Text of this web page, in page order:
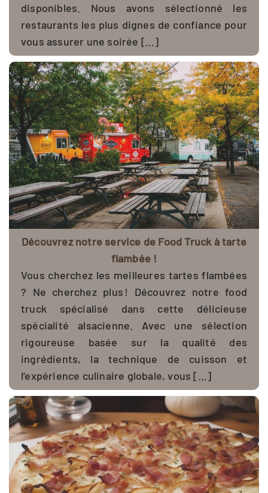
disponibles. Nous avons sélectionné les
restaurants les plus dignes de confiance pour
vous assurer une soirée […]
Découvrez notre service de Food Truck à tarte
flambée !
Vous cherchez les meilleures tartes flambées
? Ne cherchez plus ! Découvrez notre food
truck spécialisé dans cette délicieuse
spécialité alsacienne. Avec une sélection
rigoureuse basée sur la qualité des
ingrédients, la technique de cuisson et
l’expérience culinaire globale, vous […]